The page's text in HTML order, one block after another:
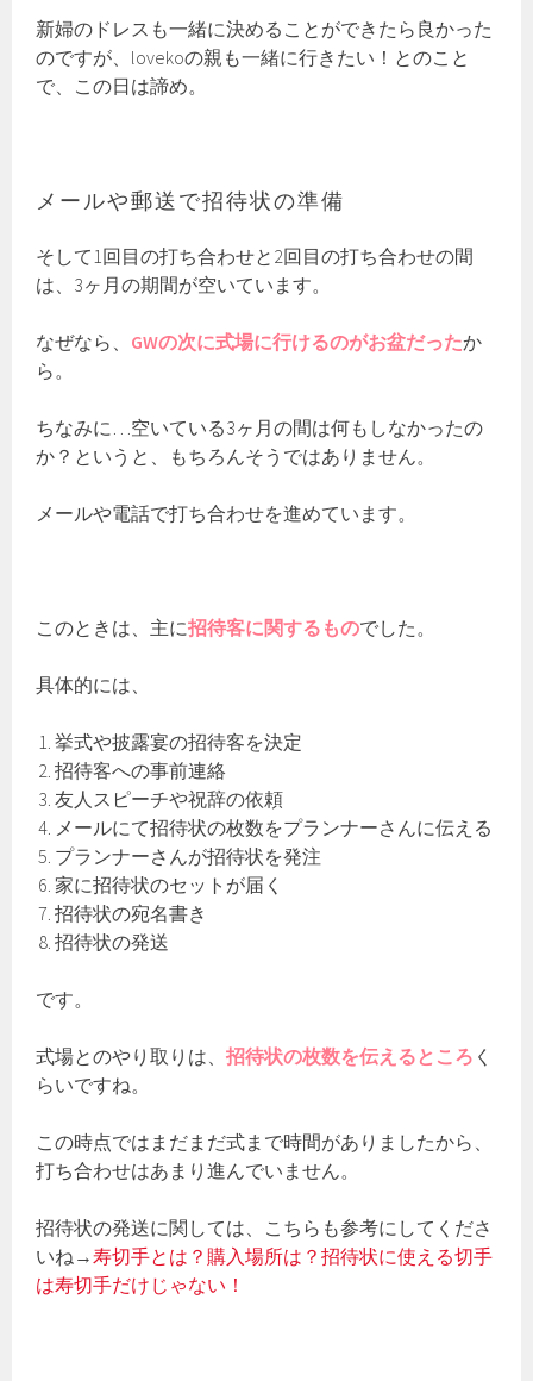
新婦のドレスも一緒に決めることができたら良かった
のですが、lovekoの親も一緒に行きたい！とのこと
で、この日は諦め。
メールや郵送で招待状の準備
そして1回目の打ち合わせと2回目の打ち合わせの間
は、3ヶ月の期間が空いています。
なぜなら、 GWの次に式場に行けるのがお盆だったか
ら。
ちなみに…空いている3ヶ月の間は何もしなかったの
か？というと、もちろんそうではありません。
メールや電話で打ち合わせを進めています。
このときは、主に招待客に関するものでした。
具体的には、
挙式や披露宴の招待客を決定
招待客への事前連絡
友人スピーチや祝辞の依頼
メールにて招待状の枚数をプランナーさんに伝える
プランナーさんが招待状を発注
家に招待状のセットが届く
招待状の宛名書き
招待状の発送
です。
式場とのやり取りは、招待状の枚数を伝えるところ く
らいですね。
この時点ではまだまだ式まで時間がありましたから、
打ち合わせはあまり進んでいません。
招待状の発送に関しては、こちらも参考にしてくださ
いね→寿切手とは？購入場所は？招待状に使える切手
は寿切手だけじゃない！